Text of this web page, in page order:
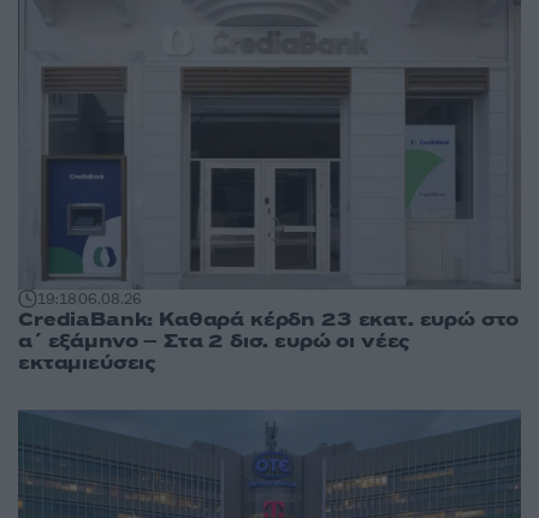
19:1806.08.26
CrediaBank: Καθαρά κέρδη 23 εκατ. ευρώ στο
α΄ εξάμηνο – Στα 2 δισ. ευρώ οι νέες
εκταμιεύσεις